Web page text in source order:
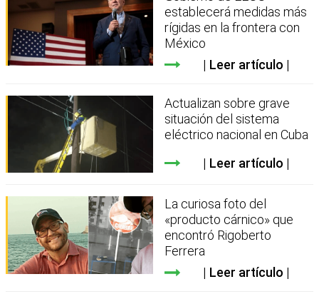
establecerá medidas más
rígidas en la frontera con
México
Leer artículo
Actualizan sobre grave
situación del sistema
eléctrico nacional en Cuba
Leer artículo
La curiosa foto del
«producto cárnico» que
encontró Rigoberto
Ferrera
Leer artículo